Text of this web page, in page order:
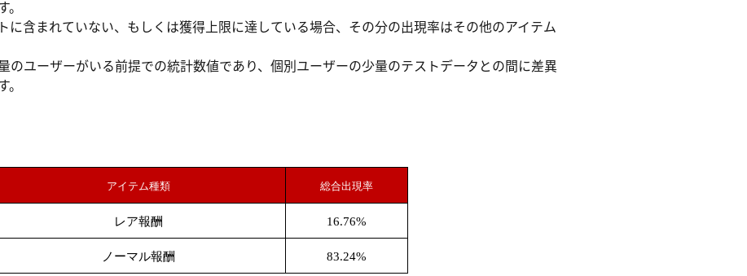
。
に含まれていない、もしくは獲得上限に達している場合、その分の出現率はその他のアイテム
のユーザーがいる前提での統計数値であり、個別ユーザーの少量のテストデータとの間に差異
。
アイテム種類 総合出現率
レア報酬 16.76%
ノーマル報酬 83.24%